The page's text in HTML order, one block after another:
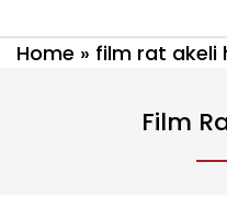
Home » film rat akeli
Film